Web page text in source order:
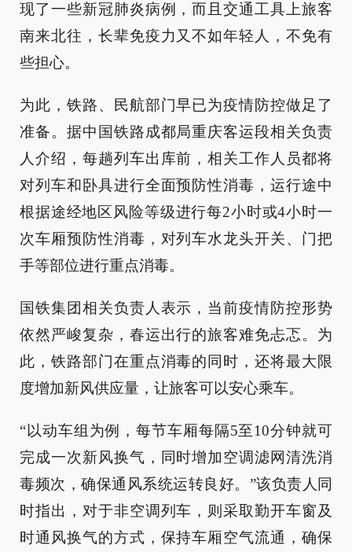
现了一些新冠肺炎病例，而且交通工具上旅客
南来北往，长辈免疫力又不如年轻人，不免有
些担心。
为此，铁路、民航部门早已为疫情防控做足了
准备。据中国铁路成都局重庆客运段相关负责
人介绍，每趟列车出库前，相关工作人员都将
对列车和卧具进行全面预防性消毒，运行途中
根据途经地区风险等级进行每2小时或4小时一
次车厢预防性消毒，对列车水龙头开关、门把
手等部位进行重点消毒。
国铁集团相关负责人表示，当前疫情防控形势
依然严峻复杂，春运出行的旅客难免忐忑。为
此，铁路部门在重点消毒的同时，还将最大限
度增加新风供应量，让旅客可以安心乘车。
“以动车组为例，每节车厢每隔5至10分钟就可
完成一次新风换气，同时增加空调滤网清洗消
毒频次，确保通风系统运转良好。”该负责人同
时指出，对于非空调列车，则采取勤开车窗及
时通风换气的方式，保持车厢空气流通，确保